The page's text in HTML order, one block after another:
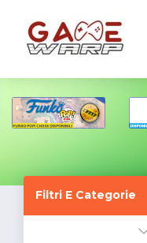
Filtri E Categorie